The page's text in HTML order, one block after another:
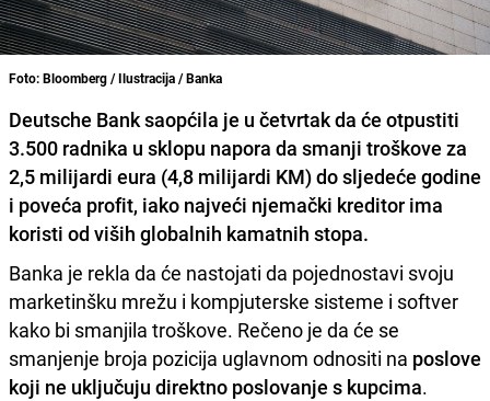
Foto: Bloomberg / Ilustracija / Banka
Deutsche Bank saopćila je u četvrtak da će otpustiti
3.500 radnika u sklopu napora da smanji troškove za
2,5 milijardi eura (4,8 milijardi KM) do sljedeće godine
i poveća profit, iako najveći njemački kreditor ima
koristi od viših globalnih kamatnih stopa.
Banka je rekla da će nastojati da pojednostavi svoju
marketinšku mrežu i kompjuterske sisteme i softver
kako bi smanjila troškove. Rečeno je da će se
smanjenje broja pozicija uglavnom odnositi na poslove
koji ne uključuju direktno poslovanje s kupcima.